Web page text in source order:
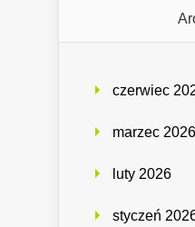
czerwiec
marzec 2026
luty 2026
styczeń